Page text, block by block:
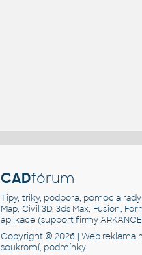
CADfórum
Tipy, triky, podpora, pomoc a
Map, Civil 3D, 3ds Max, Fusion,
aplikace (support firmy
Copyright © 2026 |Web reklama
soukromí, podmínky